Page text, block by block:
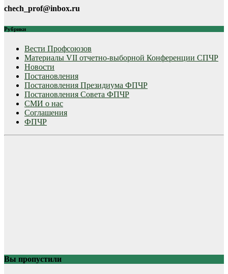
chech_prof@inbox.ru
Рубрики
Вести Профсоюзов
Материалы VII отчетно-выборной Конференции СПЧР
Новости
Постановления
Постановления Президиума ФПЧР
Постановления Совета ФПЧР
СМИ о нас
Соглашения
ФПЧР
Вы пропустили